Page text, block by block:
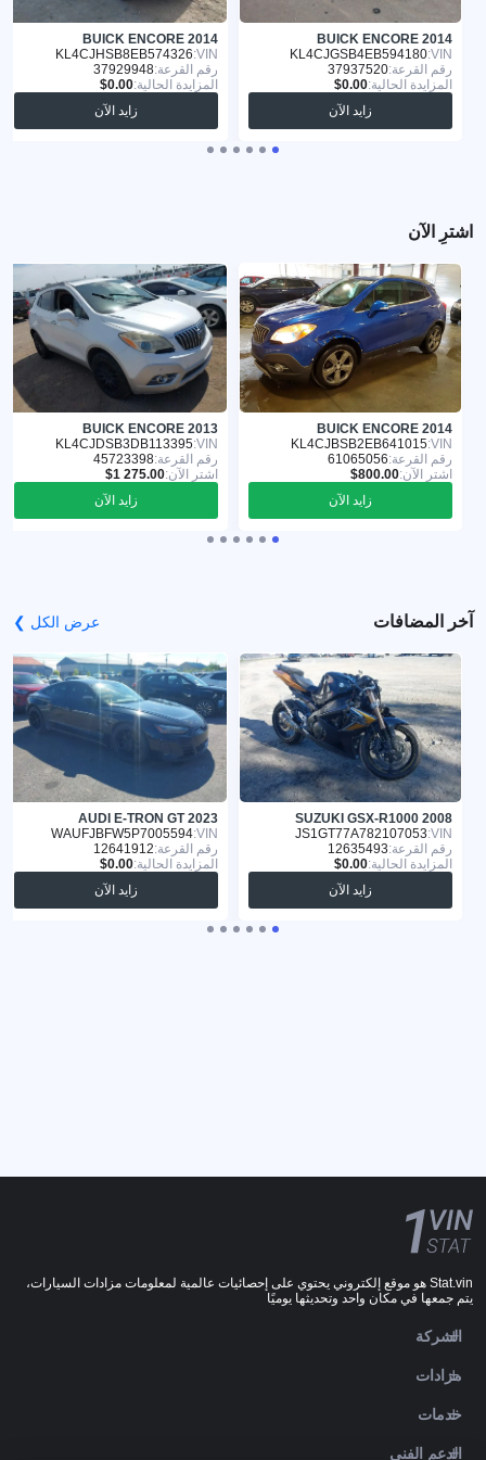
BUICK ENCORE 2014
VIN:
KL4CJGSB4EB594180
رقم القرعة:37937520
المزايدة الحالية:
زايد الآن
BUICK ENCORE 2014
VIN:
KL4CJHSB8EB574326
رقم القرعة:37929948
المزايدة الحالية:
زايد الآن
اشترِ الآن
BUICK ENCORE 2014
VIN:
KL4CJBSB2EB641015
رقم القرعة:61065056
اشترِ الآن:
زايد الآن
BUICK ENCORE 2013
VIN:
KL4CJDSB3DB113395
رقم القرعة:45723398
اشترِ الآن:
زايد الآن
آخر المضافات عرض الكل ❯
SUZUKI GSX-R1000 2008
VIN:
JS1GT77A782107053
رقم القرعة:12635493
المزايدة الحالية:
زايد الآن
AUDI E-TRON GT 2023
VIN:
WAUFJBFW5P7005594
رقم القرعة:12641912
المزايدة الحالية:
زايد الآن
Stat.vin هو موقع إلكتروني يحتوي على إحصائيات عالمية لمعلومات مزادات السيارات،
يتم جمعها في مكان واحد وتحديثها يوميًا
الشركة
مزادات
خدمات
الدعم الفني